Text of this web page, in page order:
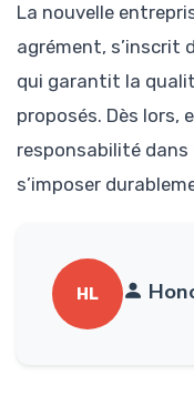
La nouvelle
agrément, s’inscrit
qui garantit la
proposés. Dès lors,
responsabilité
s’imposer
HL